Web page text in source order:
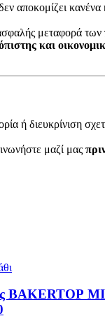
αποκομίζει
μεταφορά των
και
ή διευκρίνιση
μαζί μας
BAKERTOP